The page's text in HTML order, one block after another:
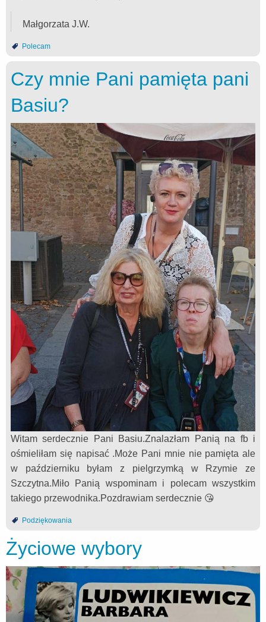
Małgorzata J.W.
Polecam
Czy mnie Pani pamięta pani
Basiu?
Witam serdecznie Pani Basiu.Znalazłam Panią na fb i
ośmieliłam się napisać .Może Pani mnie nie pamięta ale
w październiku byłam z pielgrzymką w Rzymie ze
Szczytna.Miło Panią wspominam i polecam wszystkim
takiego przewodnika.Pozdrawiam serdecznie 😘
Podziękowania
Życiowe wybory